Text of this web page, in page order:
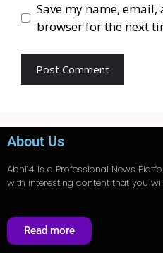
Save my name,
browser for the next
About Us
Abhi14 is a Professional News
with interesting content that you
Read more